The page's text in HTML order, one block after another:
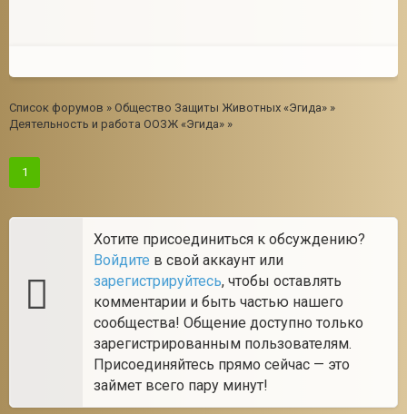
Список форумов » Общество Защиты Животных «Эгида» »
Деятельность и работа ООЗЖ «Эгида» »
1
Хотите присоединиться к обсуждению?
Войдите в свой аккаунт или
зарегистрируйтесь, чтобы оставлять
комментарии и быть частью нашего
сообщества! Общение доступно только
зарегистрированным пользователям.
Присоединяйтесь прямо сейчас — это
займет всего пару минут!